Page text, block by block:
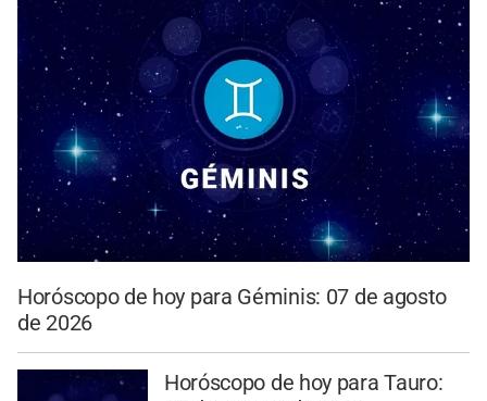
Horóscopo de hoy para Géminis: 07 de agosto
de 2026
Horóscopo de hoy para Tauro: